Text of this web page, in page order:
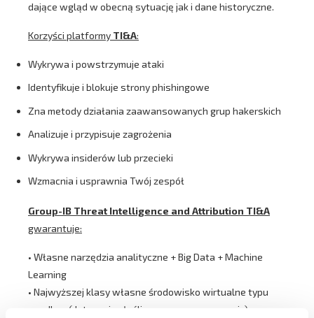
dające wgląd w obecną sytuację jak i dane historyczne.
Korzyści platformy TI&A:
Wykrywa i powstrzymuje ataki
Identyfikuje i blokuje strony phishingowe
Zna metody działania zaawansowanych grup hakerskich
Analizuje i przypisuje zagrożenia
Wykrywa insiderów lub przecieki
Wzmacnia i usprawnia Twój zespół
Group-IB Threat Intelligence and Attribution TI&A
gwarantuje:
• Własne narzędzia analityczne + Big Data + Machine
Learning
• Najwyższej klasy własne środowisko wirtualne typu
sandbox (detonacja złośliwego oprogramowania)